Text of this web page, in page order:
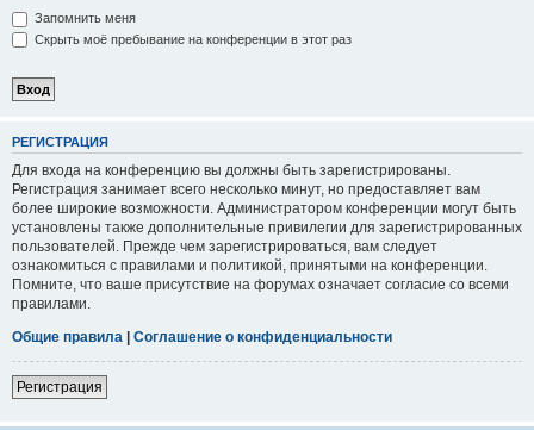
Запомнить меня
Скрыть моё пребывание на конференции в этот раз
РЕГИСТРАЦИЯ
Для входа на конференцию вы должны быть зарегистрированы.
Регистрация занимает всего несколько минут, но предоставляет вам
более широкие возможности. Администратором конференции могут быть
установлены также дополнительные привилегии для зарегистрированных
пользователей. Прежде чем зарегистрироваться, вам следует
ознакомиться с правилами и политикой, принятыми на конференции.
Помните, что ваше присутствие на форумах означает согласие со всеми
правилами.
Общие правила | Соглашение о конфиденциальности
Регистрация